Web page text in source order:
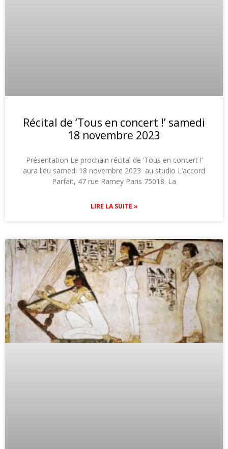
Récital de ‘Tous en concert !’ samedi
18 novembre 2023
Présentation Le prochain récital de ‘Tous en concert !’
aura lieu samedi 18 novembre 2023 au studio L’accord
Parfait, 47 rue Ramey Paris 75018. La
LIRE LA SUITE »